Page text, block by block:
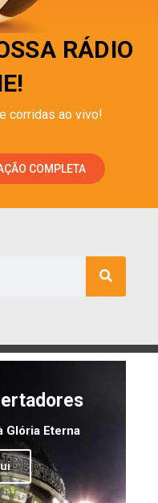
RÁDIO
corridas ao vivo!
COMPLETA
Glória Eterna